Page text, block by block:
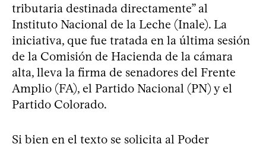
tributaria destinada directamente” al
Instituto Nacional de la Leche (Inale). La
iniciativa, que fue tratada en la última sesión
de la Comisión de Hacienda de la cámara
alta, lleva la firma de senadores del Frente
Amplio (FA), el Partido Nacional (PN) y el
Partido Colorado.
Si bien en el texto se solicita al Poder